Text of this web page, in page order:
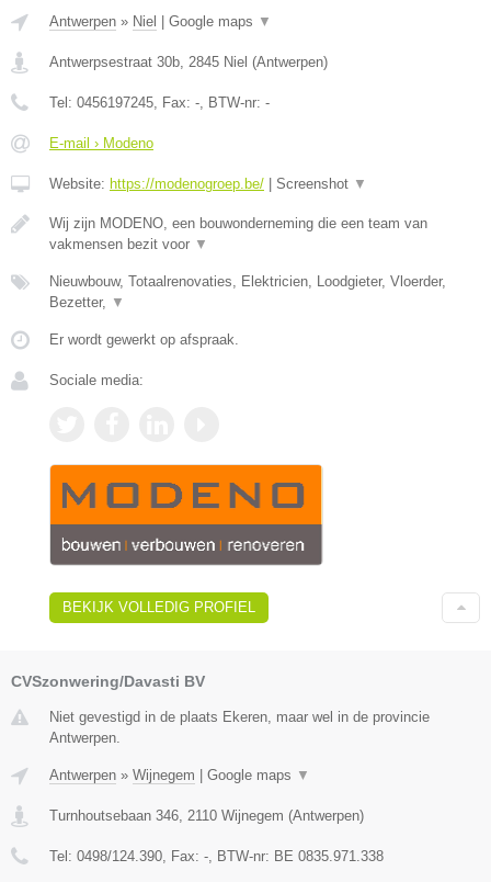
Antwerpen » Niel Google maps ▼
Antwerpsestraat 30b, 2845 Niel (Antwerpen)
Tel: 0456197245, Fax: -, BTW-nr: -
E-mail › Modeno
Website: https://modenogroep.be/ Screenshot ▼
Wij zijn MODENO, een bouwonderneming die een team van
vakmensen bezit voor ▼
Nieuwbouw, Totaalrenovaties, Elektricien, Loodgieter, Vloerder,
Bezetter, ▼
Er wordt gewerkt op afspraak.
Sociale media:
BEKIJK VOLLEDIG PROFIEL
CVSzonwering/Davasti BV
Niet gevestigd in de plaats Ekeren, maar wel in de provincie
Antwerpen.
Antwerpen » Wijnegem | Google maps ▼
Turnhoutsebaan 346 2110 Wijnegem (Antwerpen)
Tel: 0498/124.390 , Fax: - , BTW-nr: BE 0835.971.338